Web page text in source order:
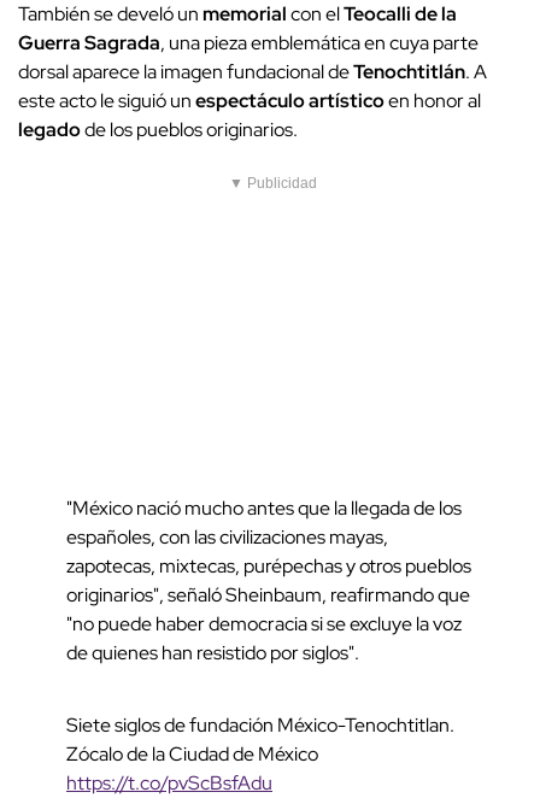
También se develó unmemorialcon elTeocalli de la
Guerra Sagrada, una pieza emblemática en cuya parte
dorsal aparece la imagen fundacional deTenochtitlán. A
este acto le siguió unespectáculo artísticoen honor al
legadode los pueblos originarios.
▼ Publicidad
"México nació mucho antes que la llegada de los
españoles, con las civilizaciones mayas,
zapotecas, mixtecas, purépechas y otros pueblos
originarios", señaló Sheinbaum, reafirmando que
"no puede haber democracia si se excluye la voz
de quienes han resistido por siglos".
Siete siglos de fundación México-Tenochtitlan.
Zócalo de la Ciudad de México
https://t.co/pvScBsfAdu